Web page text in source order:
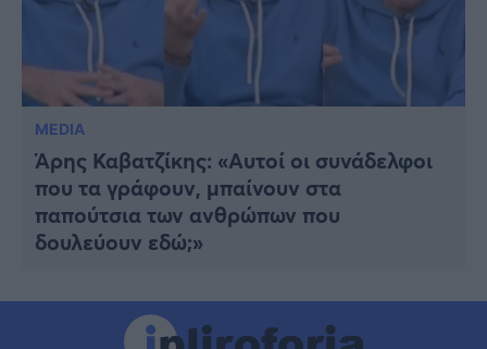
MEDIA
Άρης Καβατζίκης: «Αυτοί οι συνάδελφοι
που τα γράφουν, μπαίνουν στα
παπούτσια των ανθρώπων που
δουλεύουν εδώ;»